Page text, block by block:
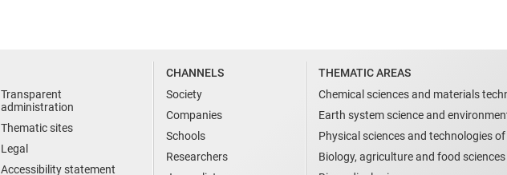
Transparent
administration
Thematic sites
Legal
Accessibility statement
CHANNELS
Society
Companies
Schools
Researchers
THEMATIC AREAS
Chemical sciences and materials
Earth system science and
Physical sciences and technologies
Biology, agriculture and food sciences